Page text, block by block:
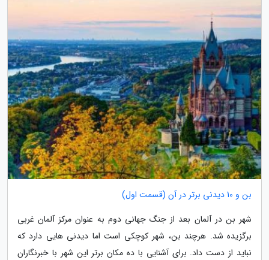
بن و 10 دیدنی برتر در آن (قسمت اول)
شهر بن در آلمان بعد از جنگ جهانی دوم به عنوان مرکز آلمان غربی
برگزیده شد. هرچند بن، شهر کوچکی است اما دیدنی هایی دارد که
نباید از دست داد. برای آشنایی با ده مکان برتر این شهر با خبرنگاران